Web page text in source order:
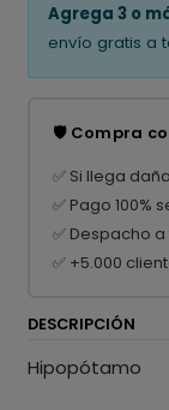
Agrega 3 o
envío gratis a
🛡️ Compra
✅ Si llega
✅ Pago 100%
✅ Despacho
✅ +5.000
DESCRIPCIÓN
Hipopótamo